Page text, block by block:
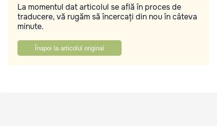
La momentul dat articolul se află în proces de
traducere, vă rugăm să încercați din nou în câteva
minute.
Înapoi la articolul original